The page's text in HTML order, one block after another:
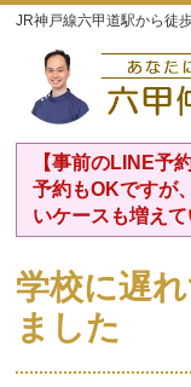
JR神戸線六甲道駅から徒
【事前のLINE予
予約もOKですが
いケースも増えて
学校に遅
ました